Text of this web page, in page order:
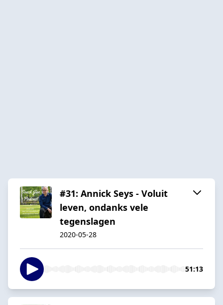
#31: Annick Seys - Voluit
leven, ondanks vele
tegenslagen
2020-05-28
51:13